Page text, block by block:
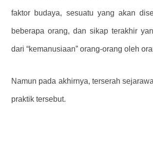
faktor budaya, sesuatu yang akan
beberapa orang, dan sikap terakhir
dari “kemanusiaan” orang-orang oleh
Namun pada akhirnya, terserah
praktik tersebut.